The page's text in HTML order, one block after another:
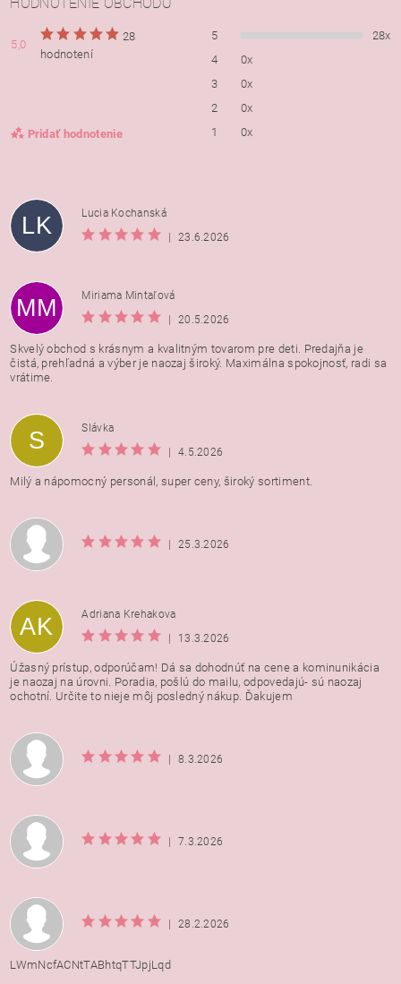
5,0
28
hodnotení
Pridať hodnotenie
5
28x
4
0x
3
0x
2
0x
1
0x
Vložením hodnotenie súhlasíte s
osobných údajov
LK
Lucia Kochanská
|
23.6.2026
MM
Miriama Mintaľová
|
20.5.2026
Skvelý obchod s krásnym a kvalitným tovarom pre deti. Predajňa je
čistá, prehľadná a výber je naozaj široký. Maximálna spokojnosť, radi sa
vrátime.
S
Slávka
|
4.5.2026
Milý a nápomocný personál, super ceny, široký sortiment.
| 25.3.2026
AK
Adriana Krehakova
|
13.3.2026
Úžasný prístup, odporúčam! Dá sa dohodnúť na cene a kominunikácia
je naozaj na úrovni. Poradia, pošlú do mailu, odpovedajú- sú naozaj
ochotní. Určite to nieje môj posledný nákup. Ďakujem
| 8.3.2026
| 7.3.2026
| 28.2.2026
LWmNcfACNtTABhtqTTJpjLqd